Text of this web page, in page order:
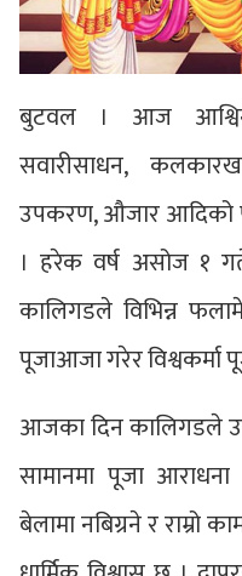
बुटवल । आज
सवारीसाधन,
उपकरण, औजार आदिको
। हरेक वर्ष असोज १
कालिगडले विभिन्न
पूजाआजा गरेर विश्वकर्मा
आजका दिन कालिगडले
सामानमा पूजा
बेलामा नबिग्रने र राम्रो